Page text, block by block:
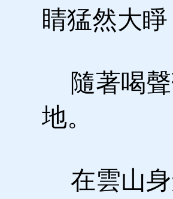
睛猛然大
隨著喝聲
地。
在雲山身